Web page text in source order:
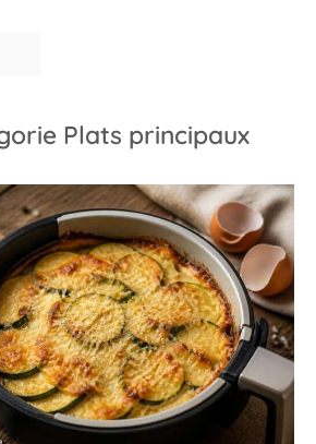
Plats principaux